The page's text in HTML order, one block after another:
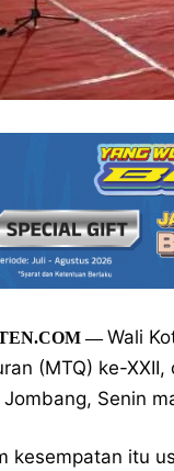
—Wali
(MTQ) ke-
Jombang, Senin
kesempatan itu